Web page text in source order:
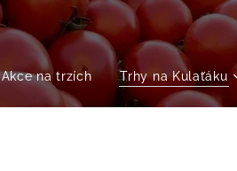
Akce na trzích Trhy na Kulaťáku